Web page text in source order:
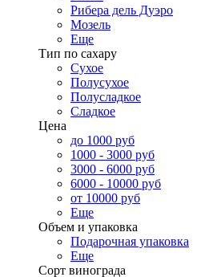
Рибера дель Дуэро
Мозель
Еще
Тип по сахару
Сухое
Полусухое
Полусладкое
Сладкое
Цена
до 1000 руб
1000 - 3000 руб
3000 - 6000 руб
6000 - 10000 руб
от 10000 руб
Еще
Объем и упаковка
Подарочная упаковка
Еще
Сорт винограда